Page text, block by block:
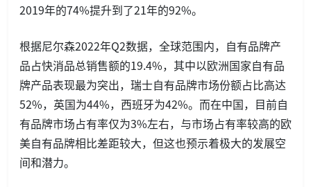
2019年的74%提升到了21年的92%。
根据尼尔森2022年Q2数据，全球范围内，自有品牌产
品占快消品总销售额的19.4%，其中以欧洲国家自有品
牌产品表现最为突出，瑞士自有品牌市场份额占比高达
52%，英国为44%，西班牙为42%。而在中国，目前自
有品牌市场占有率仅为3%左右，与市场占有率较高的欧
美自有品牌相比差距较大，但这也预示着极大的发展空
间和潜力。